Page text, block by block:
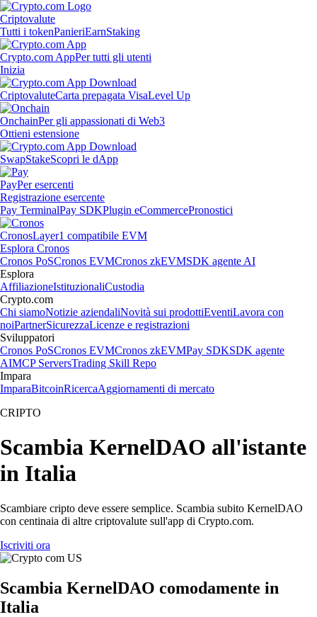
Criptovalute
Tutti i tokenPanieriEarnStaking
Crypto.com AppPer tutti gli utenti
Inizia
CriptovaluteCarta prepagata VisaLevel Up
OnchainPer gli appassionati di Web3
Ottieni estensione
SwapStakeScopri le dApp
PayPer esercenti
Registrazione esercente
Pay TerminalPay SDKPlugin eCommercePronostici
CronosLayer1 compatibile EVM
Esplora Cronos
Cronos PoSCronos EVMCronos zkEVMSDK agente AI
Esplora
AffiliazioneIstituzionaliCustodia
Crypto.com
Chi siamoNotizie aziendaliNovità sui prodottiEventiLavora con
noiPartnerSicurezzaLicenze e registrazioni
Sviluppatori
Cronos PoSCronos EVMCronos zkEVMPay SDKSDK agente
AIMCP ServersTrading Skill Repo
Impara
ImparaBitcoinRicercaAggiornamenti di mercato
CRIPTO
Scambia KernelDAO all'istante
in Italia
Scambiare cripto deve essere semplice. Scambia subito KernelDAO
con centinaia di altre criptovalute sull'app di Crypto.com.
Iscriviti ora
Scambia KernelDAO comodamente in
Italia